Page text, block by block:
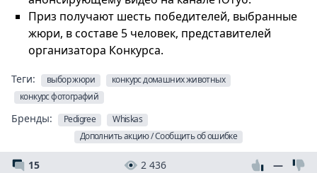
Приз получают шесть победителей, выбранные
жюри, в составе 5 человек, представителей
организатора Конкурса.
Теги: выбор жюри
конкурс домашних животных
конкурс фотографий
Бренды: Pedigree
Whiskas
Дополнить акцию / Сообщить об ошибке
15 2 436 —